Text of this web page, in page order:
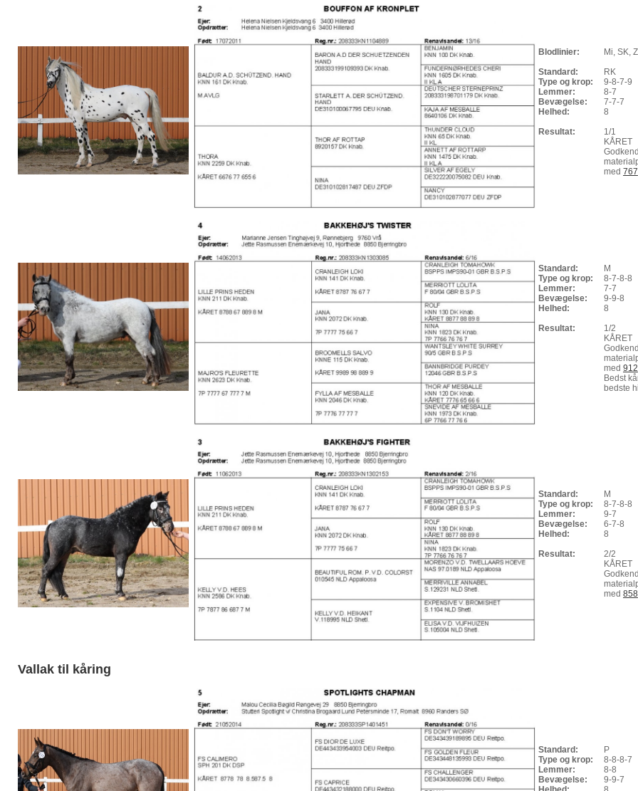
Blodlinier:
Standard:
Type og krop:
Lemmer:
Bevægelse:
Helhed:
Resultat:
Mi, SK,
RK
9-8-7-9
8-7
7-7-7
8
1/1
KÅRET
med
Standard:
Type og krop:
Lemmer:
Bevægelse:
Helhed:
Resultat:
M
8-7-8-8
7-7
9-9-8
8
1/2
KÅRET
med
Bedst
bedste
Standard:
Type og krop:
Lemmer:
Bevægelse:
Helhed:
Resultat:
M
8-7-8-8
9-7
6-7-8
8
2/2
KÅRET
med
Vallak til kåring
Standard:
Type og krop:
Lemmer:
Bevægelse:
P
8-8-8-7
8-8
9-9-7